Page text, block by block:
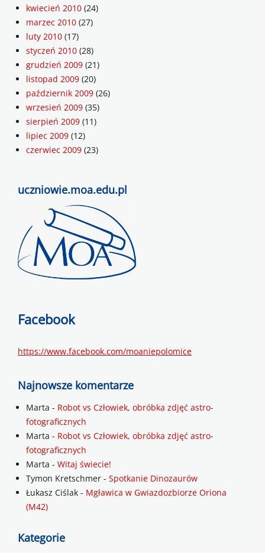
kwiecień 2010 (24)
marzec 2010 (27)
luty 2010 (17)
styczeń 2010 (28)
grudzień 2009 (21)
listopad 2009 (20)
październik 2009 (26)
wrzesień 2009 (35)
sierpień 2009 (11)
lipiec 2009 (12)
czerwiec 2009 (23)
uczniowie.moa.edu.pl
Facebook
https://www.facebook.com/moaniepolomice
Najnowsze komentarze
Marta - Robot vs Człowiek, obróbka zdjęć astro-
fotograficznych
Marta - Robot vs Człowiek, obróbka zdjęć astro-
fotograficznych
Marta - Witaj świecie!
Tymon Kretschmer - Spotkanie Dinozaurów
Łukasz Ciślak - Mgławica w Gwiazdozbiorze Oriona
(M42)
Kategorie